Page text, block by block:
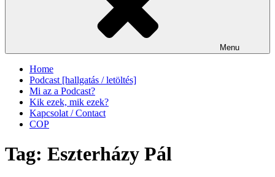
Menu
Home
Podcast [hallgatás / letöltés]
Mi az a Podcast?
Kik ezek, mik ezek?
Kapcsolat / Contact
COP
Tag: Eszterházy Pál